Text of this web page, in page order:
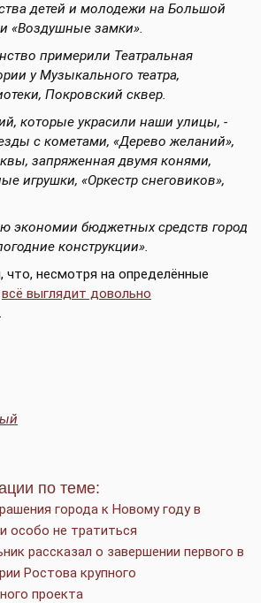
детей и молодежи на Большой
«Воздушные замки».
примерили Театральная
у Музыкального театра,
Покровский сквер.
которые украсили наши улицы, -
с кометами, «Дерево желаний»,
запряженная двумя конями,
игрушки, «Оркестр снеговиков»,
экономии бюджетных средств город
конструкции».
что, несмотря на определённые
всё выглядит довольно
.
по теме:
города к Новому году в
особо не тратиться
рассказал о завершении первого в
Ростова крупного
проекта